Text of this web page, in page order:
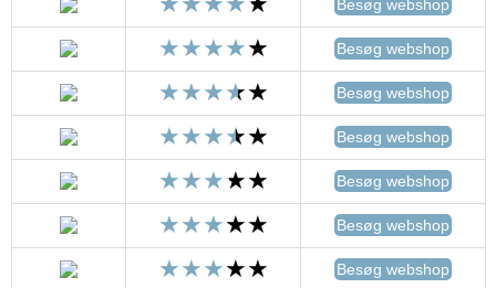
Besøg webshop
Besøg webshop
Besøg webshop
Besøg webshop
Besøg webshop
Besøg webshop
Besøg webshop